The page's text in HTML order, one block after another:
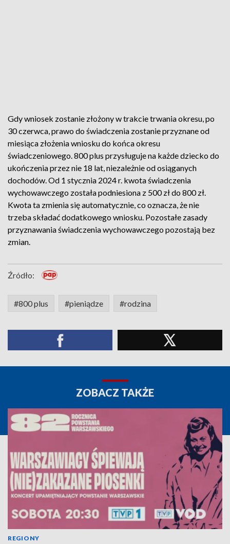
Gdy wniosek zostanie złożony w trakcie trwania okresu, po
30 czerwca, prawo do świadczenia zostanie przyznane od
miesiąca złożenia wniosku do końca okresu
świadczeniowego. 800 plus przysługuje na każde dziecko do
ukończenia przez nie 18 lat, niezależnie od osiąganych
dochodów. Od 1 stycznia 2024 r. kwota świadczenia
wychowawczego została podniesiona z 500 zł do 800 zł.
Kwota ta zmienia się automatycznie, co oznacza, że nie
trzeba składać dodatkowego wniosku. Pozostałe zasady
przyznawania świadczenia wychowawczego pozostają bez
zmian.
Źródło:
#800 plus #pieniądze #rodzina
ZOBACZ TAKŻE
REGIONY